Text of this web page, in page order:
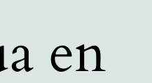
en